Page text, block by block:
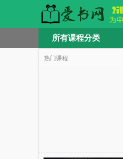
所有课程分类
热门课程